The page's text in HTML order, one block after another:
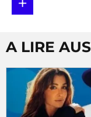
A LIRE